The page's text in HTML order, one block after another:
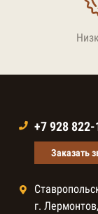
+7 928 822-
Заказать
г.